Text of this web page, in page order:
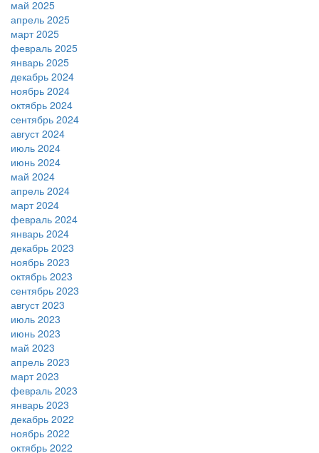
май 2025
апрель 2025
март 2025
февраль 2025
январь 2025
декабрь 2024
ноябрь 2024
октябрь 2024
сентябрь 2024
август 2024
июль 2024
июнь 2024
май 2024
апрель 2024
март 2024
февраль 2024
январь 2024
декабрь 2023
ноябрь 2023
октябрь 2023
сентябрь 2023
август 2023
июль 2023
июнь 2023
май 2023
апрель 2023
март 2023
февраль 2023
январь 2023
декабрь 2022
ноябрь 2022
октябрь 2022